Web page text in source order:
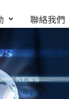
聯絡我們